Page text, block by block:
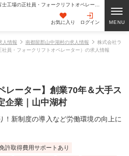
お気に入り ログイン
人情報 南都留郡山中湖村の求人情報
株式会社ラ
員・フォークリフトオペレーター）の求人情報
レーター】創業70年＆大手ス
企業｜山中湖村
！新制度の導入など労働環境の向上に
許取得費用サポートあり